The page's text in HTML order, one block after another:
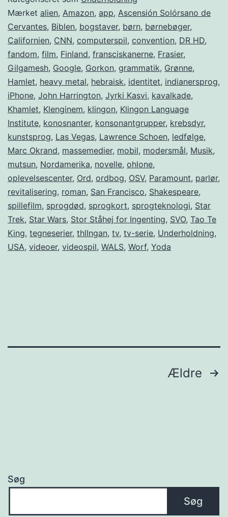
Mærket alien, Amazon, app, Ascensión Solórsano de
Cervantes, Biblen, bogstaver, børn, børnebøger,
Californien, CNN, computerspil, convention, DR HD,
fandom, film, Finland, fransciskanerne, Frasier,
Gilgamesh, Google, Gorkon, grammatik, Grønne,
Hamlet, heavy metal, hebraisk, identitet, indianersprog,
iPhone, John Harrington, Jyrki Kasvi, kavalkade,
Khamlet, Klenginem, klingon, Klingon Language
Institute, konosnanter, konsonantgrupper, krebsdyr,
kunstsprog, Las Vegas, Lawrence Schoen, ledfølge,
Marc Okrand, massemedier, mobil, modersmål, Musik,
mutsun, Nordamerika, novelle, ohlone,
oplevelsescenter, Ord, ordbog, OSV, Paramount, parlør,
revitalisering, roman, San Francisco, Shakespeare,
spillefilm, sprogdød, sprogkort, sprogteknologi, Star
Trek, Star Wars, Stor Ståhej for Ingenting, SVO, Tao Te
King, tegneserier, thlIngan, tv, tv-serie, Underholdning,
USA, videoer, videospil, WALS, Worf, Yoda
Ældre
Søg
Søg